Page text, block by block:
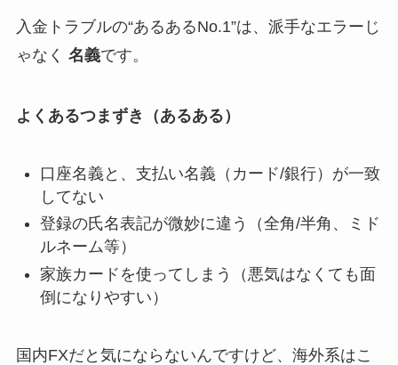
入金トラブルの“あるあるNo.1”は、派手なエラーじ
ゃなく 名義です。
よくあるつまずき（あるある）
口座名義と、支払い名義（カード/銀行）が一致
してない
登録の氏名表記が微妙に違う（全角/半角、ミド
ルネーム等）
家族カードを使ってしまう（悪気はなくても面
倒になりやすい）
国内FXだと気にならないんですけど、海外系はこ